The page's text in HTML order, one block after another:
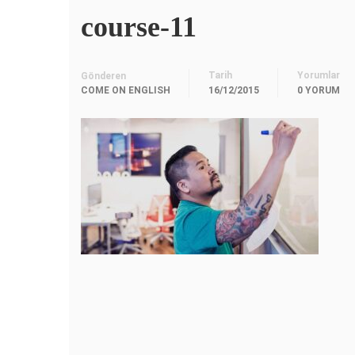
course-11
Gönderen
COME ON ENGLISH
Tarih
16/12/2015
Yorumlar
0 YORUM